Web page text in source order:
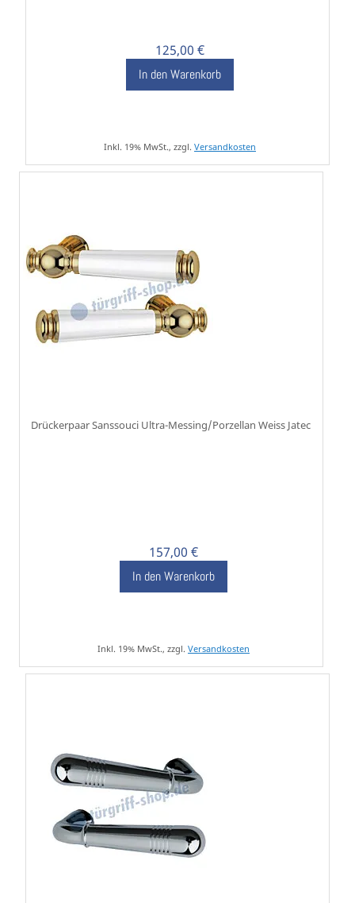
125,00 €
In den Warenkorb
Inkl. 19% MwSt., zzgl. Versandkosten
Drückerpaar Sanssouci Ultra-Messing/Porzellan Weiss Jatec
157,00 €
In den Warenkorb
Inkl. 19% MwSt., zzgl. Versandkosten